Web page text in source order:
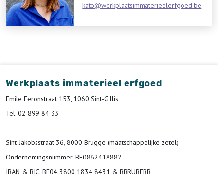
kato@werkplaatsimmaterieelerfgoed.be
Werkplaats immaterieel erfgoed
Emile Feronstraat 153, 1060 Sint-Gillis
Tel. 02 899 84 33
Sint-Jakobsstraat 36, 8000 Brugge (maatschappelijke zetel)
Ondernemingsnummer: BE0862418882
IBAN & BIC: BE04 3800 1834 8431 & BBRUBEBB